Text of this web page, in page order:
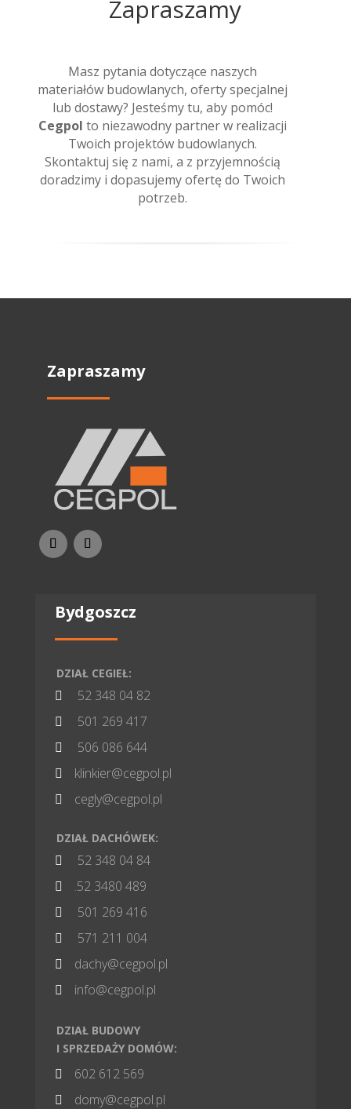
Zapraszamy
Masz pytania dotyczące naszych
materiałów budowlanych, oferty specjalnej
lub dostawy? Jesteśmy tu, aby pomóc!
Cegpol to niezawodny partner w realizacji
Twoich projektów budowlanych.
Skontaktuj się z nami, a z przyjemnością
doradzimy i dopasujemy ofertę do Twoich
potrzeb.
Zapraszamy
Bydgoszcz
DZIAŁ CEGIEŁ:
 52 348 04 82
 501 269 417
 506 086 644
 klinkier@cegpol.pl
 cegly@cegpol.pl
DZIAŁ DACHÓWEK:
 52 348 04 84
 .52 3480 489
 501 269 416
 571 211 004
 dachy@cegpol.pl
 info@cegpol.pl
DZIAŁ BUDOWY
I SPRZEDAŻY DOMÓW:
 602 612 569
 domy@cegpol.pl